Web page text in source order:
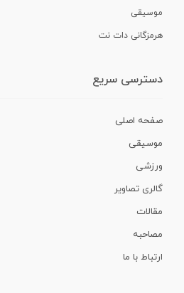
موسیقی
هرمزگانی دات نت
دسترسی سریع
صفحه اصلی
موسیقی
ورزشی
گالری تصاویر
مقالات
مصاحبه
ارتباط با ما